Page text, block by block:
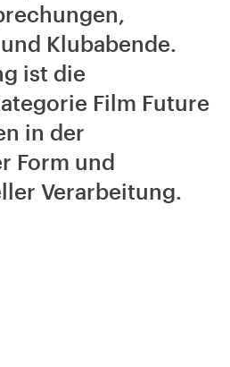
Klubabende.
ist die
Film Future
in der
Form und
Verarbeitung.